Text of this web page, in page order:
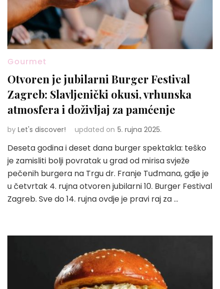
Gourmet
Otvoren je jubilarni Burger Festival
Zagreb: Slavljenički okusi, vrhunska
atmosfera i doživljaj za pamćenje
by Let's discover! updated on 5. rujna 2025.
Deseta godina i deset dana burger spektakla: teško
je zamisliti bolji povratak u grad od mirisa svježe
pečenih burgera na Trgu dr. Franje Tuđmana, gdje je
u četvrtak 4. rujna otvoren jubilarni 10. Burger Festival
Zagreb. Sve do 14. rujna ovdje je pravi raj za …